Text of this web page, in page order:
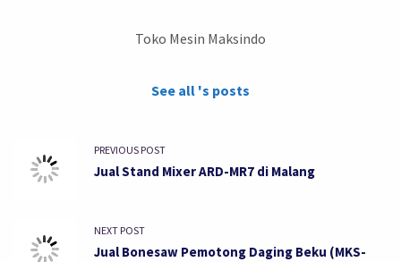
Toko Mesin Maksindo
See all 's posts
PREVIOUS POST
Jual Stand Mixer ARD-MR7 di Malang
NEXT POST
Jual Bonesaw Pemotong Daging Beku (MKS-